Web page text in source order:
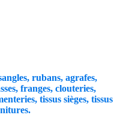
rubans, agrafes,
franges, clouteries,
tissus sièges, tissus